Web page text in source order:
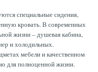
специальные сидения,
кровать. В современных
жизни – душевая кабина,
и холодильных.
мебели и качественном
для полноценной жизни.